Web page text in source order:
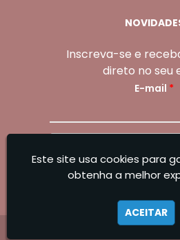
Inscreva-se e
direto no seu
E-mail *
Sangoleti Odontologia -
Este site usa cookies para
obtenha a melhor
ACEITAR